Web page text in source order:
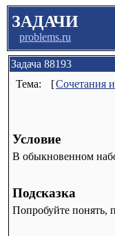
ЗАДАЧИ
problems.ru
Задача 88193
Тема:
[Сочетания
Условие
В обыкновенном
Подсказка
Попробуйте понять,